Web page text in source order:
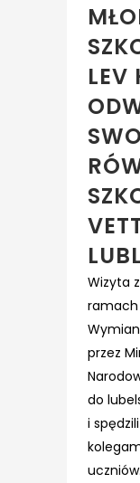
LEV
Wizyta
ramach
przez
do
i